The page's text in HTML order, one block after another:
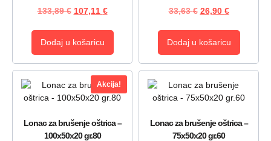
133,89€ 107,11 €
Dodaj u košaricu
33,63€ 26,90 €
Dodaj u košaricu
Akcija!
Lonac za brušenje oštrica –
100x50x20 gr.80
Lonac za brušenje oštrica –
75x50x20 gr.60